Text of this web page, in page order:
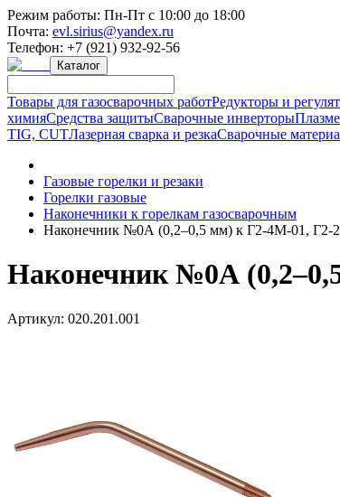
Режим работы: Пн-Пт с 10:00 до 18:00
Почта: evl.sirius@yandex.ru
Телефон: +7 (921) 932-92-56
Каталог
Товары для газосварочных работРедукторы и
химияСредства защитыСварочные инверторы
TIG, CUTЛазерная сварка и резкаСварочные
Газовые горелки и резаки
Горелки газовые
Наконечники к горелкам газосварочным
Наконечник №0А (0,2–0,5 мм) к Г2-4М-01, Г2-
Наконечник №0А
Артикул: 020.201.001